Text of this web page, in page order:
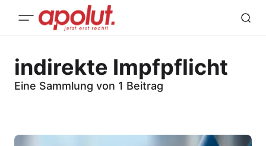
indirekte Impfpflicht
Eine Sammlung von 1 Beitrag